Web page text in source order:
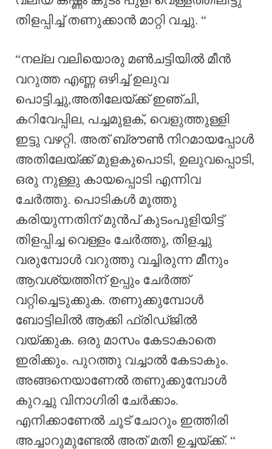
തിളപ്പിച്ച് തണുക്കാൻ മാറ്റി വച്ചു. “
“നല്ല വലിയൊരു മൺചട്ടിയിൽ മീൻ
വറുത്ത എണ്ണ ഒഴിച്ച് ഉലുവ
പൊട്ടിച്ചു,അതിലേയ്ക്ക് ഇഞ്ചി,
കറിവേപ്പില, പച്ചമുളക്, വെളുത്തുള്ളി
ഇട്ടു വഴറ്റി. അത് ബ്രൗൺ നിറമായപ്പോൾ
അതിലേയ്ക്ക് മുളകുപൊടി, ഉലുവപ്പൊടി,
ഒരു നുള്ളു കായപ്പൊടി എന്നിവ
ചേർത്തു. പൊടികൾ മൂത്തു
കരിയുന്നതിന് മുൻപ് കുടംപുളിയിട്ട്
തിളപ്പിച്ച വെള്ളം ചേർത്തു, തിളച്ചു
വരുമ്പോൾ വറുത്തു വച്ചിരുന്ന മീനും
ആവശ്യത്തിന് ഉപ്പും ചേർത്ത്
വറ്റിച്ചെടുക്കുക. തണുക്കുമ്പോൾ
ബോട്ടിലിൽ ആക്കി ഫ്രിഡ്ജിൽ
വയ്ക്കുക. ഒരു മാസം കേടാകാതെ
ഇരിക്കും. പുറത്തു വച്ചാൽ കേടാകും.
അങ്ങനെയാണേൽ തണുക്കുമ്പോൾ
കുറച്ചു വിനാഗിരി ചേർക്കാം.
എനിക്കാണേൽ ചൂട് ചോറും ഇത്തിരി
അച്ചാറുമുണ്ടേൽ അത് മതി ഉച്ചയ്ക്ക്. “